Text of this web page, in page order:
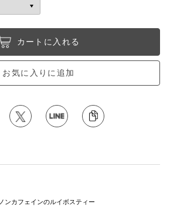
カートに入れる
お気に入りに追加
ンカフェインのルイボスティー